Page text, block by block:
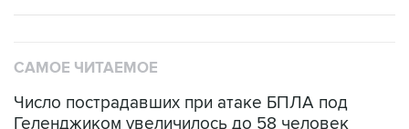
САМОЕ ЧИТАЕМОЕ
Число пострадавших при атаке БПЛА под
Геленджиком увеличилось до 58 человек